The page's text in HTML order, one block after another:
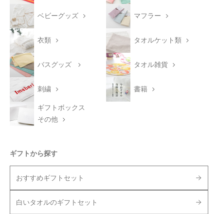
ベビーグッズ マフラー
衣類 タオルケット類
バスグッズ タオル雑貨
刺繍 書籍
ギフトボックス
その他
ギフトから探す
おすすめギフトセット
白いタオルのギフトセット